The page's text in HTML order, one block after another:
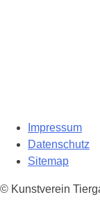
Impressum
Datenschutz
Sitemap
© Kunstverein